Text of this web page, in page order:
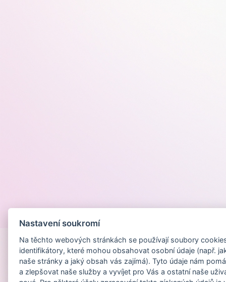
Nastavení soukromí
Na těchto webových stránkách se používají soubory
identifikátory, které mohou obsahovat osobní údaje (např.
naše stránky a jaký obsah vás zajímá). Tyto údaje nám
a zlepšovat naše služby a vyvíjet pro Vás a ostatní naše